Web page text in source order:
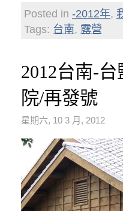
Posted in -2012年,
Tags: 台南, 露營
2012台南-
院/再發號
星期六, 10 3 月, 2012